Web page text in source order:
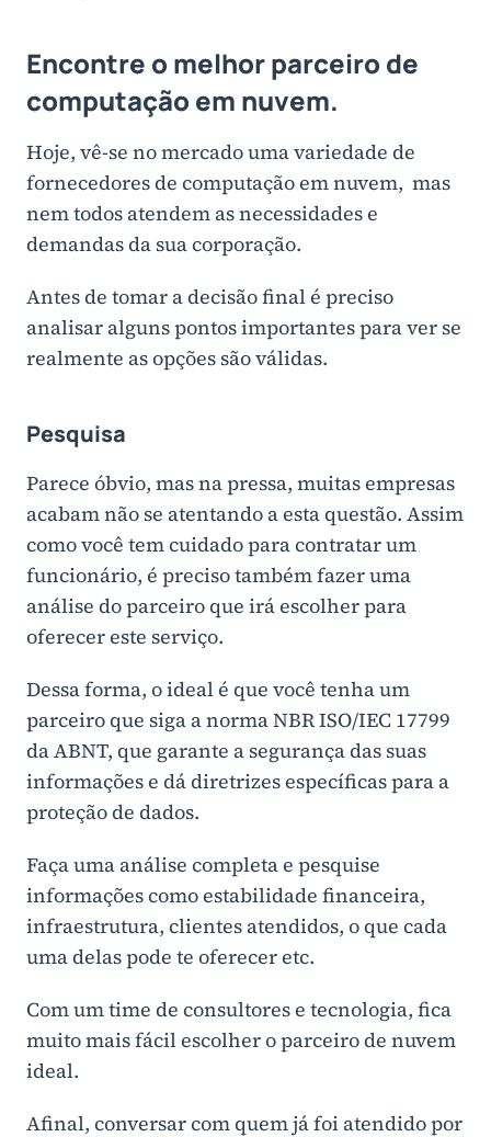
Encontre o melhor parceiro de
computação em nuvem.
Hoje, vê-se no mercado uma variedade de
fornecedores de computação em nuvem, mas
nem todos atendem as necessidades e
demandas da sua corporação.
Antes de tomar a decisão final é preciso
analisar alguns pontos importantes para ver se
realmente as opções são válidas.
Pesquisa
Parece óbvio, mas na pressa, muitas empresas
acabam não se atentando a esta questão. Assim
como você tem cuidado para contratar um
funcionário, é preciso também fazer uma
análise do parceiro que irá escolher para
oferecer este serviço.
Dessa forma, o ideal é que você tenha um
parceiro que siga a norma NBR ISO/IEC 17799
da ABNT, que garante a segurança das suas
informações e dá diretrizes específicas para a
proteção de dados.
Faça uma análise completa e pesquise
informações como estabilidade financeira,
infraestrutura, clientes atendidos, o que cada
uma delas pode te oferecer etc.
Com um time de consultores e tecnologia, fica
muito mais fácil escolher o parceiro de nuvem
ideal.
Afinal, conversar com quem já foi atendido por